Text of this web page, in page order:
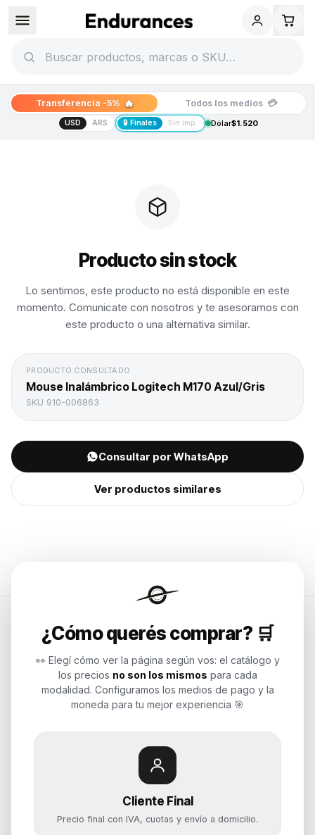
Transferencia -5% 🔥 Todos los medios 💳
USD ARS 🔒 Finales Sin imp. Dólar$1.520
Producto sin stock
Lo sentimos, este producto no está disponible en este
momento. Comunicate con nosotros y te asesoramos con
este producto o una alternativa similar.
PRODUCTO CONSULTADO
Mouse Inalámbrico Logitech M170 Azul/Gris
SKU 910-006863
Consultar por WhatsApp
Ver productos similares
¿Cómo querés comprar? 🛒
👀 Elegí cómo ver la página según vos: el catálogo y
los precios no son los mismos para cada
modalidad. Configuramos los medios de pago y la
moneda para tu mejor experiencia 🎯
Cliente Final
Precio final con IVA, cuotas y envío a domicilio.
Soluciones de tecnología para
empresas, revendedores y personas.
Potenciamos tu mundo.
Time to work
Categorías